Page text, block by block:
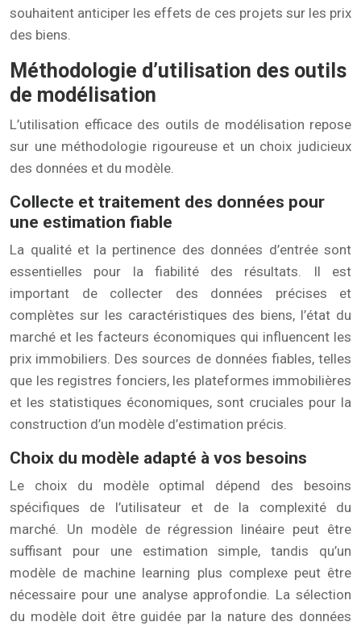
souhaitent anticiper les effets de ces projets sur les prix
des biens.
Méthodologie d’utilisation des outils
de modélisation
L’utilisation efficace des outils de modélisation repose
sur une méthodologie rigoureuse et un choix judicieux
des données et du modèle.
Collecte et traitement des données pour
une estimation fiable
La qualité et la pertinence des données d’entrée sont
essentielles pour la fiabilité des résultats. Il est
important de collecter des données précises et
complètes sur les caractéristiques des biens, l’état du
marché et les facteurs économiques qui influencent les
prix immobiliers. Des sources de données fiables, telles
que les registres fonciers, les plateformes immobilières
et les statistiques économiques, sont cruciales pour la
construction d’un modèle d’estimation précis.
Choix du modèle adapté à vos besoins
Le choix du modèle optimal dépend des besoins
spécifiques de l’utilisateur et de la complexité du
marché. Un modèle de régression linéaire peut être
suffisant pour une estimation simple, tandis qu’un
modèle de machine learning plus complexe peut être
nécessaire pour une analyse approfondie. La sélection
du modèle doit être guidée par la nature des données